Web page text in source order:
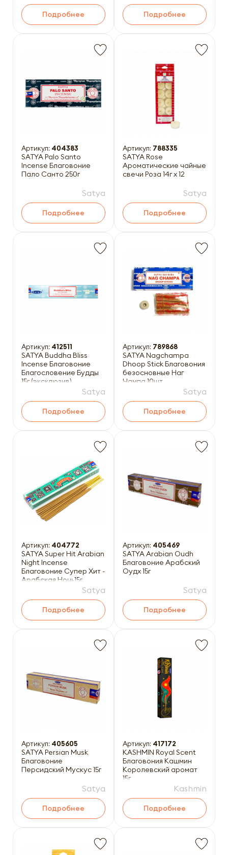
Подробнее Подробнее
Артикул: 404383
SATYA Palo Santo
Incense Благовоние
Пало Санто 250г
Satya
Подробнее
Артикул: 788335
SATYA Rose
Ароматические чайные
свечи Роза 14г x 12
Satya
Подробнее
Артикул: 412511
SATYA Buddha Bliss
Incense Благовоние
Благословение Будды
15г (эксклюзив)
Satya
Подробнее
Артикул: 789868
SATYA Nagchampa
Dhoop Stick Благовония
безосновные Наг
Чампа 10шт
Satya
Подробнее
Артикул: 404772
SATYA Super Hit Arabian
Night Incense
Благовоние Супер Хит -
Арабская Ночь15г
Satya
Подробнее
Артикул: 405469
SATYA Arabian Oudh
Благовоние Арабский
Оудх 15г
Satya
Подробнее
Артикул: 405605
SATYA Persian Musk
Благовоние
Персидский Мускус 15г
Satya
Подробнее
Артикул: 417172
KASHMIN Royal Scent
Благовония Кашмин
Королевский аромат
15г
Kashmin
Подробнее